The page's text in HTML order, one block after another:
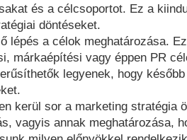
és a célcsoportot. Ez a
döntéseket.
lépés a célok meghatározása.
márkaépítési vagy éppen PR
legyenek, hogy
kerül sor a marketing stratégia
vagyis annak meghatározása,